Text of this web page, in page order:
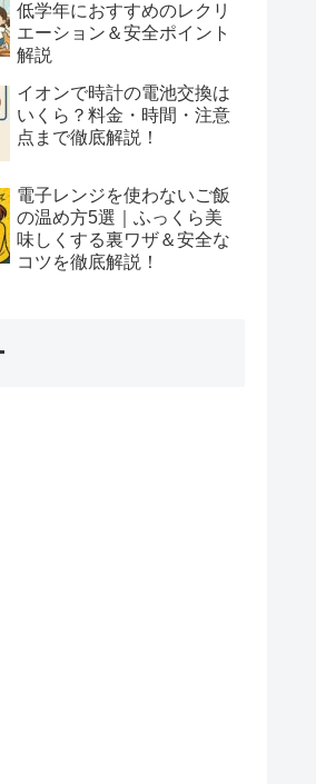
低学年におすすめのレクリ
エーション＆安全ポイント
解説
イオンで時計の電池交換は
いくら？料金・時間・注意
点まで徹底解説！
電子レンジを使わないご飯
の温め方5選｜ふっくら美
味しくする裏ワザ＆安全な
コツを徹底解説！